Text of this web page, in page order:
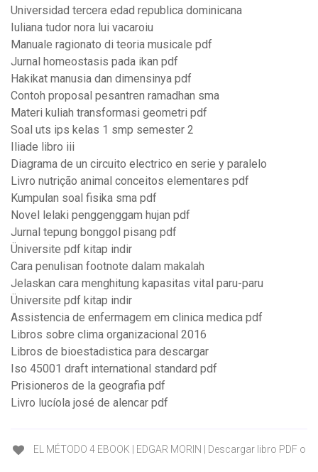
Universidad tercera edad republica dominicana
Iuliana tudor nora lui vacaroiu
Manuale ragionato di teoria musicale pdf
Jurnal homeostasis pada ikan pdf
Hakikat manusia dan dimensinya pdf
Contoh proposal pesantren ramadhan sma
Materi kuliah transformasi geometri pdf
Soal uts ips kelas 1 smp semester 2
Iliade libro iii
Diagrama de un circuito electrico en serie y paralelo
Livro nutrição animal conceitos elementares pdf
Kumpulan soal fisika sma pdf
Novel lelaki penggenggam hujan pdf
Jurnal tepung bonggol pisang pdf
Üniversite pdf kitap indir
Cara penulisan footnote dalam makalah
Jelaskan cara menghitung kapasitas vital paru-paru
Üniversite pdf kitap indir
Assistencia de enfermagem em clinica medica pdf
Libros sobre clima organizacional 2016
Libros de bioestadistica para descargar
Iso 45001 draft international standard pdf
Prisioneros de la geografia pdf
Livro lucíola josé de alencar pdf
EL MÉTODO 4 EBOOK | EDGAR MORIN | Descargar libro PDF o